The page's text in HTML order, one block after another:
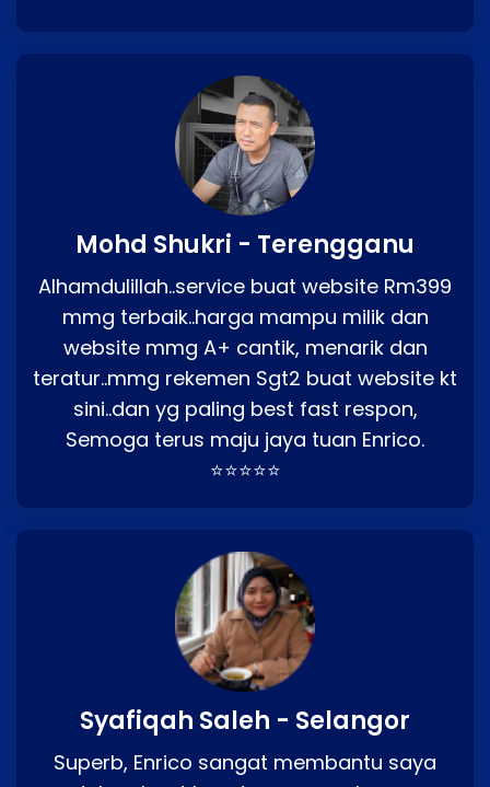
Mohd Shukri - Terengganu
Alhamdulillah..service buat website Rm399
mmg terbaik..harga mampu milik dan
website mmg A+ cantik, menarik dan
teratur..mmg rekemen Sgt2 buat website kt
sini..dan yg paling best fast respon,
Semoga terus maju jaya tuan Enrico.
⭐⭐⭐⭐⭐
Syafiqah Saleh - Selangor
Superb, Enrico sangat membantu saya